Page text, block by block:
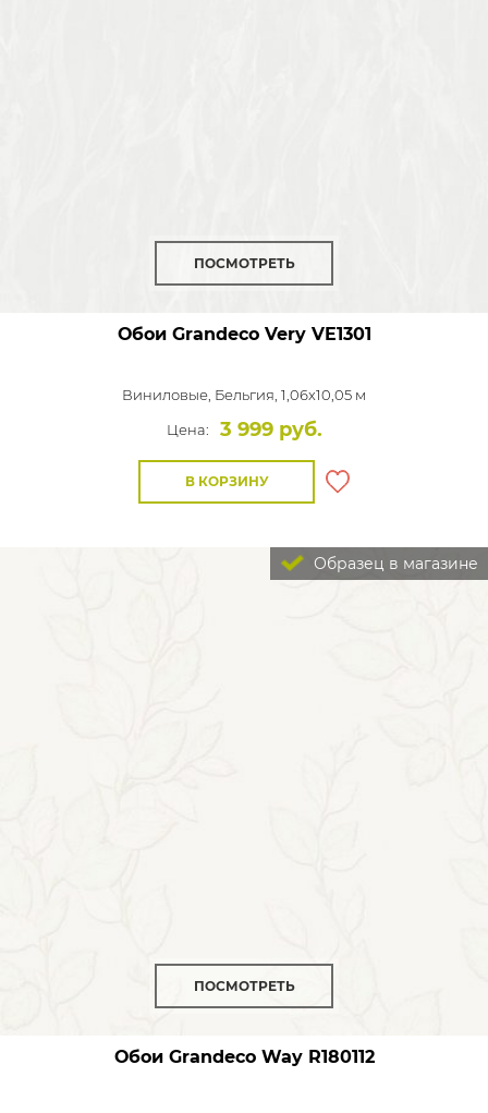
ПОСМОТРЕТЬ
Обои Grandeco VeryVE1301
Виниловые, Бельгия, 1,06x10,05 м
Цена:
3 999 руб.
В КОРЗИНУ
Образец в магазине
ПОСМОТРЕТЬ
Обои Grandeco WayR180112